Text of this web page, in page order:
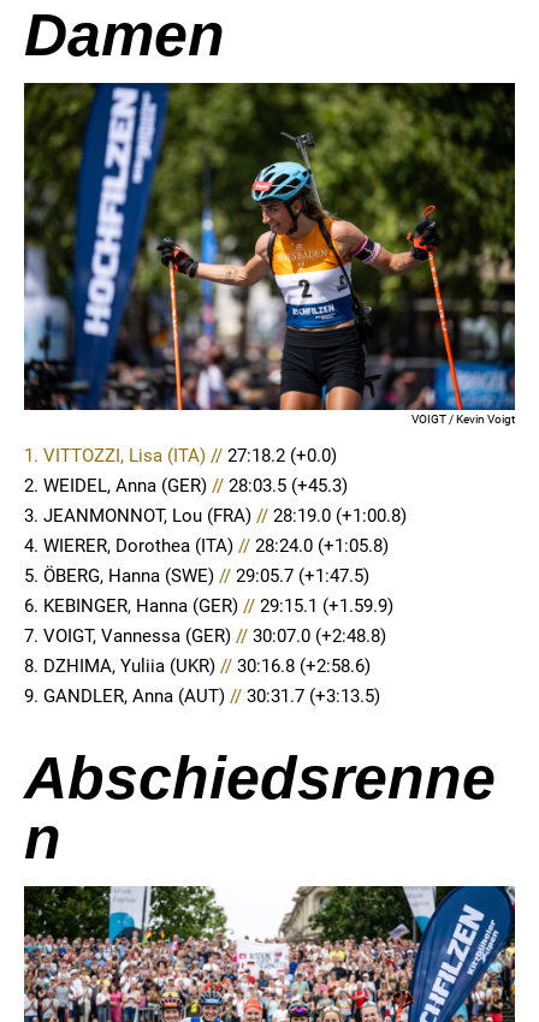
Damen
VOIGT / Kevin Voigt
1. VITTOZZI, Lisa (ITA) // 27:18.2 (+0.0)
2. WEIDEL, Anna (GER) //28:03.5 (+45.3)
3. JEANMONNOT, Lou (FRA) //28:19.0 (+1:00.8)
4. WIERER, Dorothea (ITA) //28:24.0 (+1:05.8)
5. ÖBERG, Hanna (SWE) //29:05.7 (+1:47.5)
6. KEBINGER, Hanna (GER) //29:15.1 (+1.59.9)
7. VOIGT, Vannessa (GER) //30:07.0 (+2:48.8)
8. DZHIMA, Yuliia (UKR) //30:16.8 (+2:58.6)
9. GANDLER, Anna (AUT) //30:31.7 (+3:13.5)
Abschiedsrenne
n